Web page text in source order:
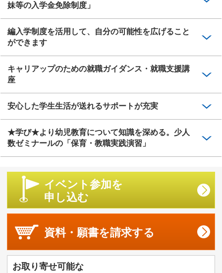
妹等の入学金免除制度」
編入学制度を活用して、自分の可能性を広げること
ができます
キャリアップのための就職ガイダンス・就職支援講
座
安心した学生生活が送れるサポートが充実
★学び★より幼児教育について知識を深める。少人
数ゼミナールの「保育・教職実践演習」
イベント参加を
申し込む
資料・願書を請求する
お取り寄せ可能な